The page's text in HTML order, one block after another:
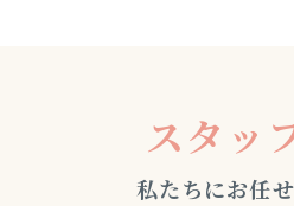
スタッ
私たちにお任せ